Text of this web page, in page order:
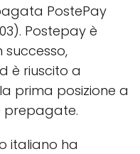
PostePay
Postepay è
è riuscito a
prima posizione a
prepagate.
italiano ha